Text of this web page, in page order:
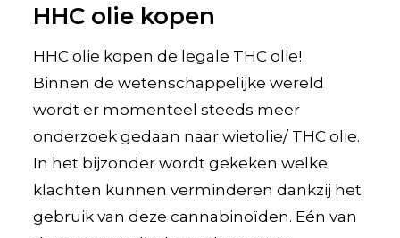
HHC olie kopen
HHC olie kopen de legale THC olie!
Binnen de wetenschappelijke wereld
wordt er momenteel steeds meer
onderzoek gedaan naar wietolie/ THC olie.
In het bijzonder wordt gekeken welke
klachten kunnen verminderen dankzij het
gebruik van deze cannabinoïden. Eén van